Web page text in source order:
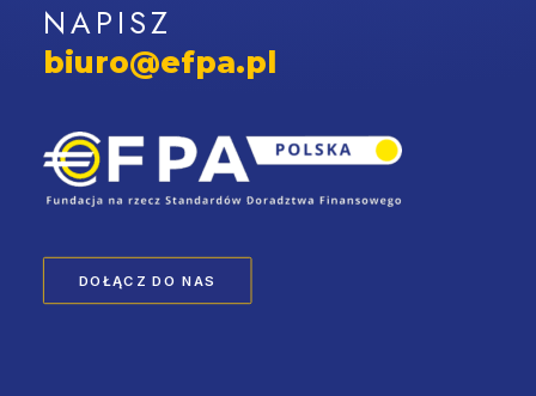
DOŁĄCZ DO NAS
NAPISZ
biuro@efpa.pl